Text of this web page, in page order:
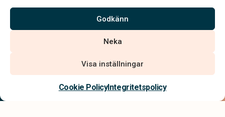
Godkänn
Neka
Visa inställningar
Cookie PolicyIntegritetspolicy
Kontakta oss
Vi är auktoriserade av Sveriges Begravningsbyråers Förbund och
har högt ställda krav på utbildning, kvalitet, miljö och arbetsmiljö.